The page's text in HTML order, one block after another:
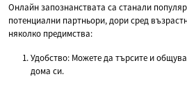
Онлайн запознанствата са станали
потенциални партньори, дори сред
няколко предимства:
Удобство: Можете да търсите и
дома си.